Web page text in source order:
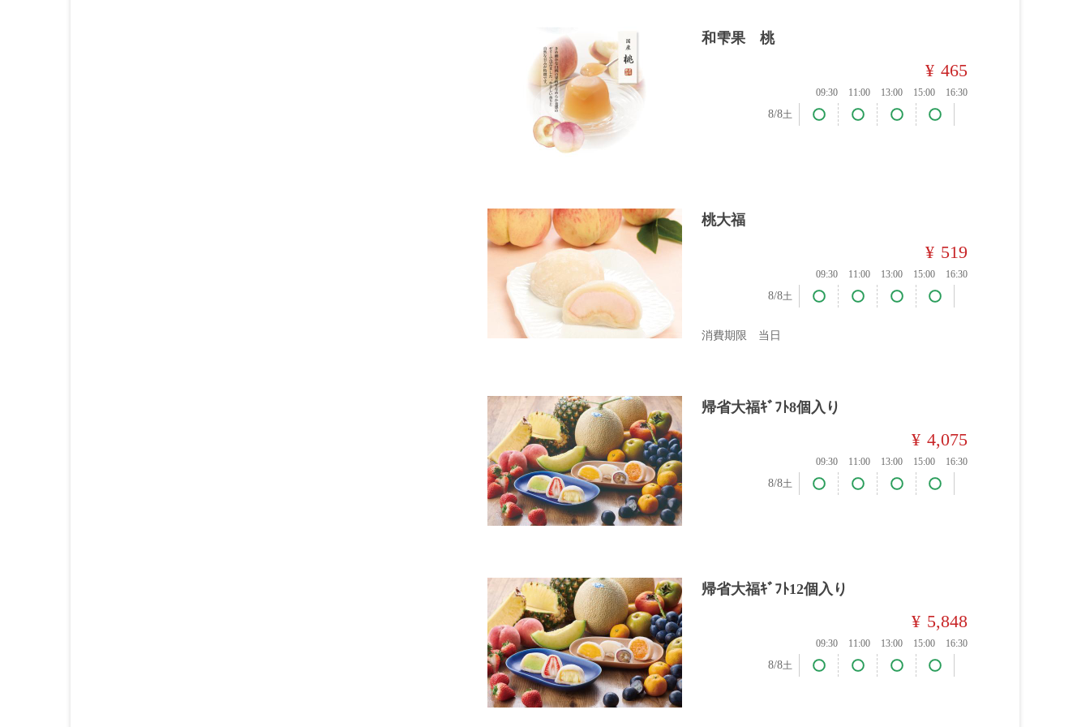
和雫果 桃
¥ 465
09:30 11:00 13:00 15:00 16:30
8/8土
桃大福
¥ 519
09:30 11:00 13:00 15:00 16:30
8/8土
消費期限 当日
帰省大福ｷﾞﾌﾄ8個入り
¥ 4,075
09:30 11:00 13:00 15:00 16:30
8/8土
帰省大福ｷﾞﾌﾄ12個入り
¥ 5,848
09:30 11:00 13:00 15:00 16:30
8/8土